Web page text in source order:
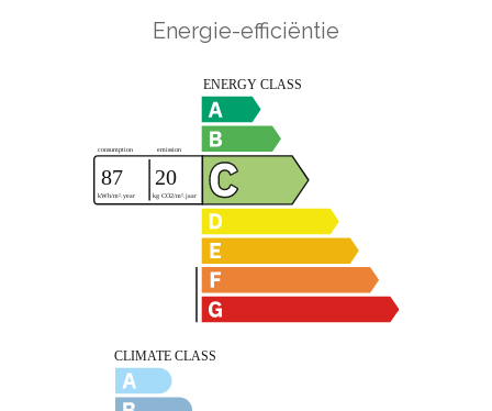
Energie-efficiëntie